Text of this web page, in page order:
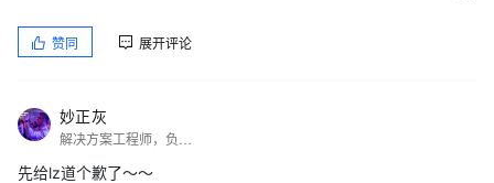
赞同 展开评论
妙正灰
先给lz道个歉了～～